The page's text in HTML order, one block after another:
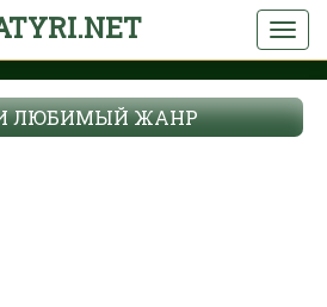
ЛЮБИМЫЙ ЖАНР